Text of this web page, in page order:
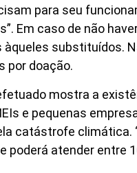
para seu
Em caso de não
àqueles substituídos.
por doação.
mostra a
e pequenas
catástrofe climática.
poderá atender entre